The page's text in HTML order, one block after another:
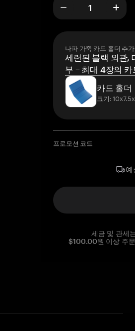
나파 가죽 카드 홀더 추가
세련된 블랙 외관,
부 – 최대 4장의
카드 홀더
크기:
프로모션 코드
예
세금 및 관세
$100.00원 이상 주